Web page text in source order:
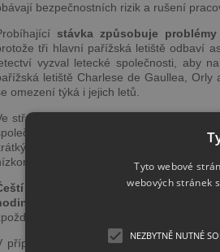
bezpečnostních rizik a rušení
stávka způsobuje
tři hlavní pařížská letiště odbaví
vyzval letecké společnosti, aby
letiště Charlese de Gaullea,
omezení týká i jejich letů.
středu již stávka dispečerů zasáhla
Air France chce odbavit
a středních trasách. Několik
společnost easyJet.
dispečeři se ke stávce dnes
letecký provoz řídit
letadlům neumožní nahnat čas
případě, že máte zakoupenéletenkya
Tyto webové
webových stránek
NEZBYTNĚ NUTNÉ